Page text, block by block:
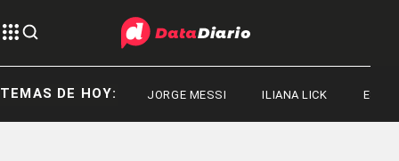
TEMAS DE HOY: JORGE MESSI ILIANA LICK